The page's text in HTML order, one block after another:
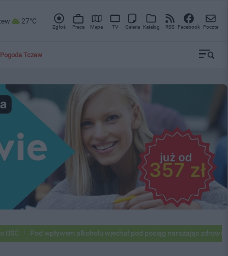
27°C
Zgłoś Praca Mapa TV Galeria Katalog RSS Facebook Poczta
Pogoda Tczew
wpływem alkoholu wjechał pod pociąg narażając zdrowie i życie ok